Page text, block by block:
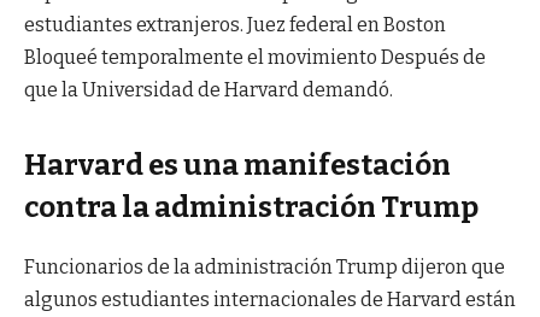
estudiantes extranjeros. Juez federal en Boston
Bloqueé temporalmente el movimiento Después de
que la Universidad de Harvard demandó.
Harvard es una manifestación
contra la administración Trump
Funcionarios de la administración Trump dijeron que
algunos estudiantes internacionales de Harvard están